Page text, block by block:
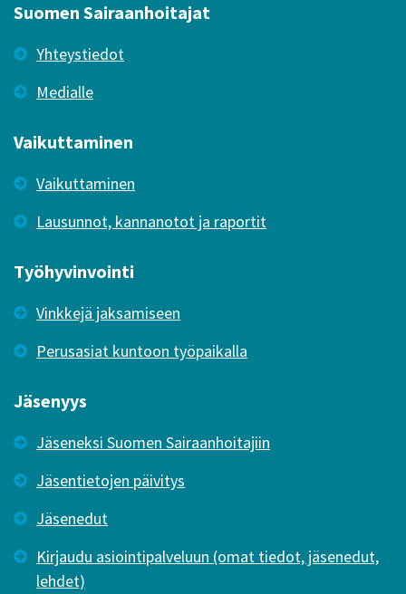
Suomen Sairaanhoitajat
Yhteystiedot
Medialle
Vaikuttaminen
Vaikuttaminen
Lausunnot, kannanotot ja raportit
Työhyvinvointi
Vinkkejä jaksamiseen
Perusasiat kuntoon työpaikalla
Jäsenyys
Jäseneksi Suomen Sairaanhoitajiin
Jäsentietojen päivitys
Jäsenedut
Kirjaudu asiointipalveluun (omat tiedot, jäsenedut,
lehdet)